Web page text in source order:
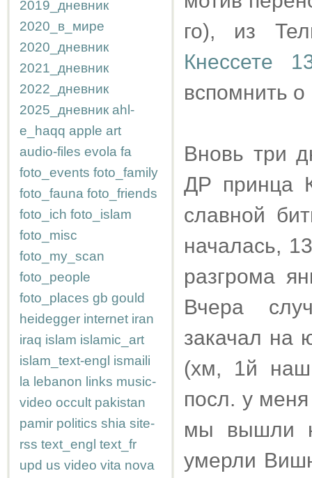
2019_дневник
2020_в_мире
2020_дневник
2021_дневник
2022_дневник
2025_дневник ahl-
e_haqq apple art
audio-files evola fa
foto_events foto_family
foto_fauna foto_friends
foto_ich foto_islam
foto_misc
foto_my_scan
foto_people
foto_places gb gould
heidegger internet iran
iraq islam islamic_art
islam_text-engl ismaili
la lebanon links music-
video occult pakistan
pamir politics shia site-
rss text_engl text_fr
upd us video vita nova
го), из
Кнессете
вспомнить о
Вновь три
ДР принца
славной
началась,
разгрома
Вчера
закачал на
(хм, 1й
посл. у
мы вышли
умерли